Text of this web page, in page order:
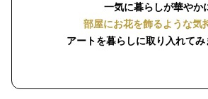
一気に暮らしが華やか
部屋にお花を飾るような気
アートを暮らしに取り入れてみ